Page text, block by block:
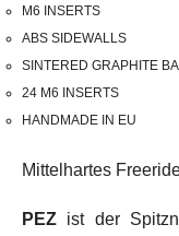
M6 INSERTS
ABS SIDEWALLS
SINTERED GRAPHITE
24 M6 INSERTS
HANDMADE IN EU
Mittelhartes
PEZ ist der